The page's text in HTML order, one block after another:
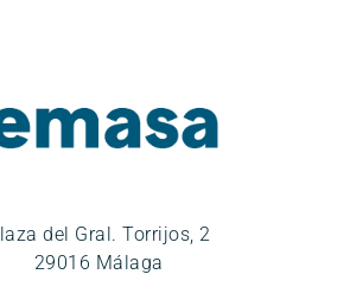
del Gral. Torrijos, 2
29016 Málaga